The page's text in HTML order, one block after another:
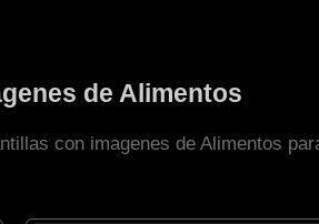
de Alimentos
con imagenes de Alimentos